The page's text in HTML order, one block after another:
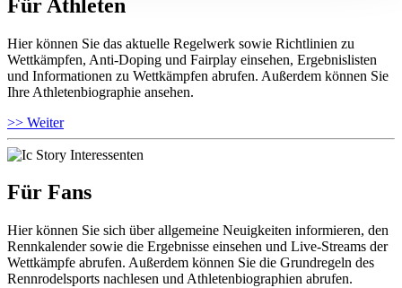
Für Athleten
Hier können Sie das aktuelle Regelwerk sowie Richtlinien zu
Wettkämpfen, Anti-Doping und Fairplay einsehen, Ergebnislisten
und Informationen zu Wettkämpfen abrufen. Außerdem können Sie
Ihre Athletenbiographie ansehen.
>> Weiter
Für Fans
Hier können Sie sich über allgemeine Neuigkeiten informieren, den
Rennkalender sowie die Ergebnisse einsehen und Live-Streams der
Wettkämpfe abrufen. Außerdem können Sie die Grundregeln des
Rennrodelsports nachlesen und Athletenbiographien abrufen.